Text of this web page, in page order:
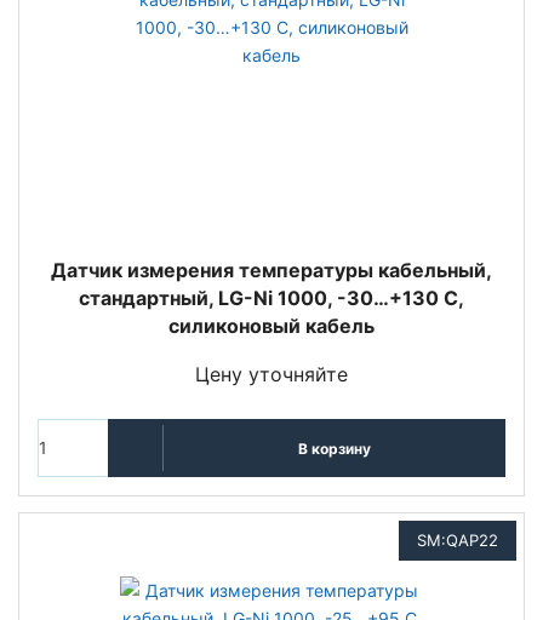
Датчик измерения температуры кабельный,
стандартный, LG-Ni 1000, -30…+130 С,
силиконовый кабель
Цену уточняйте
В корзину
SM:QAP22